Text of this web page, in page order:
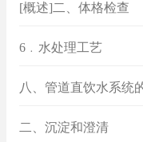
[概述]二、体格检查
6﹒水处理工艺
八、管道直饮水系统
二、沉淀和澄清